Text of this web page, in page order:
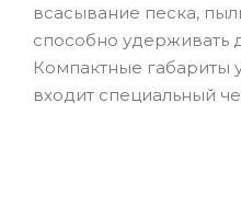
всасывание песка,
способно удерживать
Компактные габариты
входит специальный